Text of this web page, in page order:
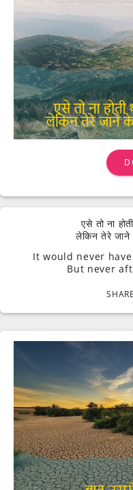
एसे तो ना
लेकिन तेरे
It would never
But never